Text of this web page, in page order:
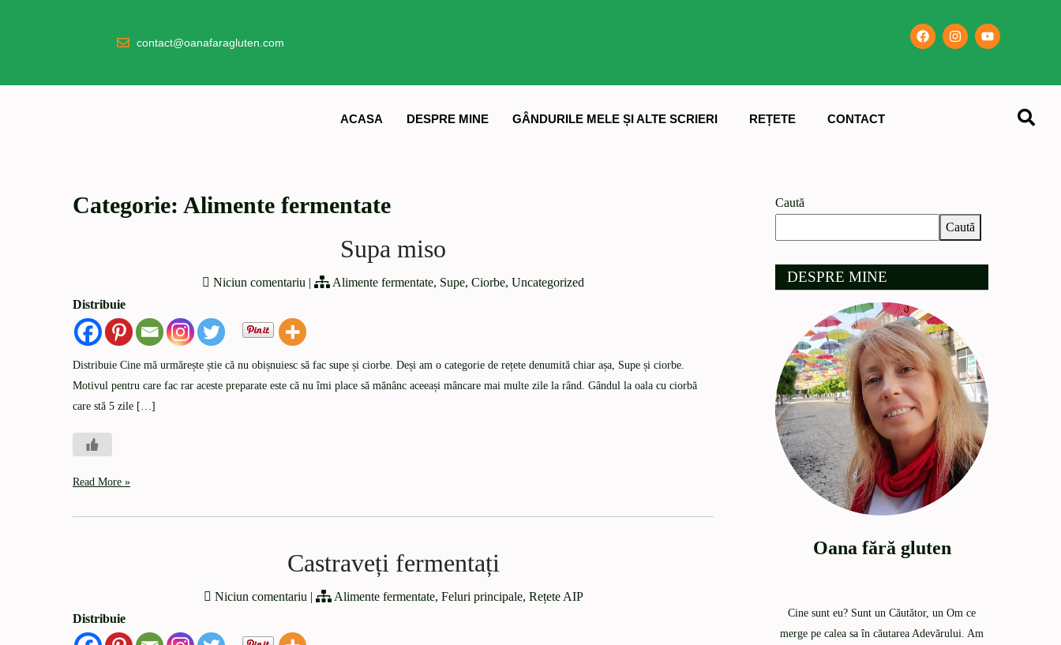
contact@oanafaragluten.com
ACASA DESPRE MINE GÂNDURILE MELE ȘI ALTE SCRIERI REȚETE CONTACT
Categorie: Alimente fermentate
Supa miso
Niciun comentariu | Alimente fermentate, Supe, Ciorbe, Uncategorized
Distribuie
Distribuie Cine mă urmărește știe că nu obișnuiesc să fac supe și ciorbe. Deși am o categorie de rețete denumită chiar așa, Supe și ciorbe.
Motivul pentru care fac rar aceste preparate este că nu îmi place să mănânc aceeași mâncare mai multe zile la rând. Gândul la oala cu ciorbă
care stă 5 zile […]
Read More »
Castraveți fermentați
Niciun comentariu | Alimente fermentate, Feluri principale, Rețete AIP
Distribuie
Caută
Caută
DESPRE MINE
Oana fără gluten
Cine sunt eu? Sunt un Căutător, un Om ce
merge pe calea sa în căutarea Adevărului. Am